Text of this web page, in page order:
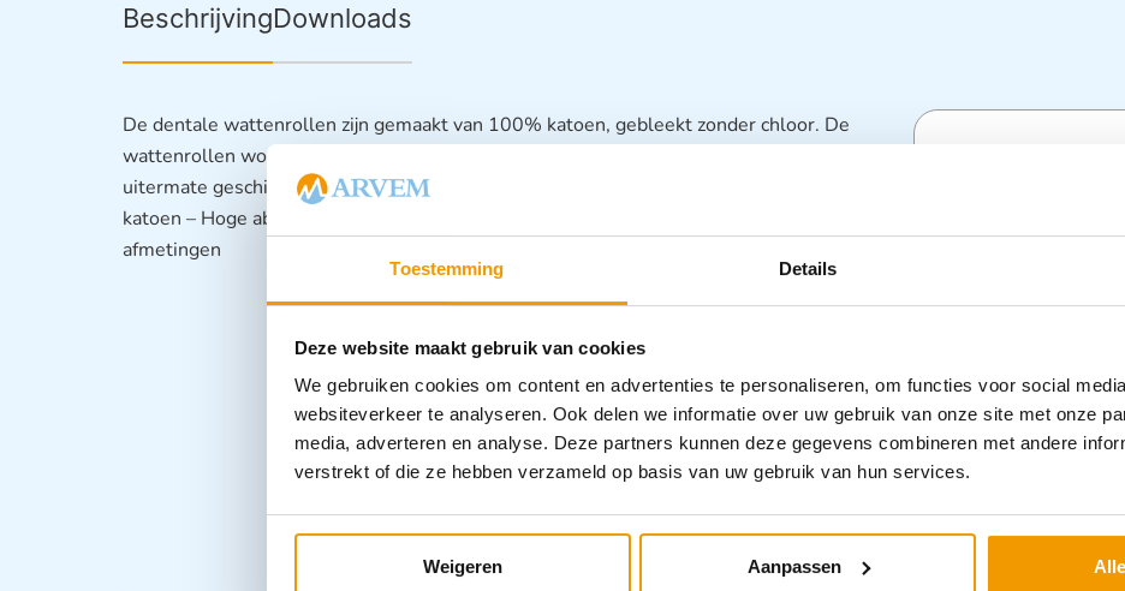
Toestemming Details
Deze website maakt gebruik van cookies
We gebruiken cookies om content en advertenties te personaliseren, om functies voor social
websiteverkeer te analyseren. Ook delen we informatie over uw gebruik van onze site met onze
media, adverteren en analyse. Deze partners kunnen deze gegevens combineren met andere
verstrekt of die ze hebben verzameld op basis van uw gebruik van hun services.
Weigeren Aanpassen
BeschrijvingDownloads
De dentale wattenrollen zijn gemaakt van 100% katoen, gebleekt zonder chloor. De
wattenrollen worden o.a. gebruikt door tandartsen, KNO artsen etc. De wattenrollen zijn
uitermate geschikt voor het opnemen van speeksel, wondafscheiding en bloed – 100 %
katoen – Hoge absorptiekwaliteit – Verpakt in een handige dispenser – Leverbaar in 4
afmetingen